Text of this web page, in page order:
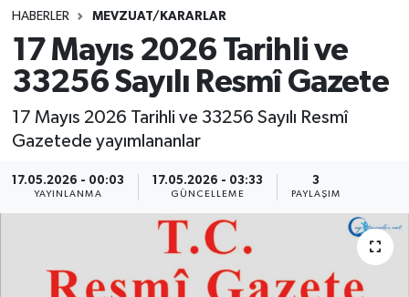
HABERLER MEVZUAT/KARARLAR
17 Mayıs 2026 Tarihli ve
33256 Sayılı Resmî Gazete
17 Mayıs 2026 Tarihli ve 33256 Sayılı Resmî
Gazetede yayımlananlar
17.05.2026 - 00:03
YAYINLANMA
17.05.2026 - 03:33
GÜNCELLEME
3
PAYLAŞIM
YARIŞMA/ETKİNLİKLER
ANKET
MEVZUAT/KARARLAR